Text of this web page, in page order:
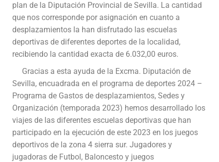
plan de la Diputación Provincial de Sevilla. La cantidad
que nos corresponde por asignación en cuanto a
desplazamientos la han disfrutado las escuelas
deportivas de diferentes deportes de la localidad,
recibiendo la cantidad exacta de 6.032,00 euros.
Gracias a esta ayuda de la Excma. Diputación de
Sevilla, encuadrada en el programa de deportes 2024 –
Programa de Gastos de desplazamientos, Sedes y
Organización (temporada 2023) hemos desarrollado los
viajes de las diferentes escuelas deportivas que han
participado en la ejecución de este 2023 en los juegos
deportivos de la zona 4 sierra sur. Jugadores y
jugadoras de Futbol, Baloncesto y juegos